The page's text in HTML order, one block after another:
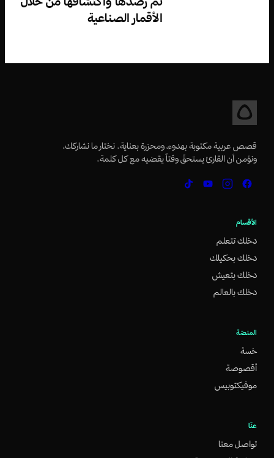
الأقمار الصناعية
قصص عربية مكتوبة بهدوء، ومحرّرة بعناية. نختار ما نشاركك،
ونؤمن أن القارئ يستحقّ وقتاً يقضيه مع كل كلمة.
الأقسام
دخلك تتعلم
دخلك بحكيلك
دخلك بتعيش
دخلك بالعالم
المنصّة
خسة
أقصوصة
موفيكتوبيس
عنّا
تواصل معنا